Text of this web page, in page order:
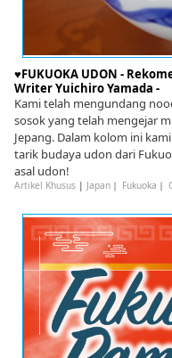
♥FUKUOKA UDON -
Writer Yuichiro Yamada -
Kami telah mengundang
sosok yang telah mengejar
Jepang. Dalam kolom ini
tarik budaya udon dari
asal udon!
Artikel Khusus| Japan｜ Fukuoka ｜